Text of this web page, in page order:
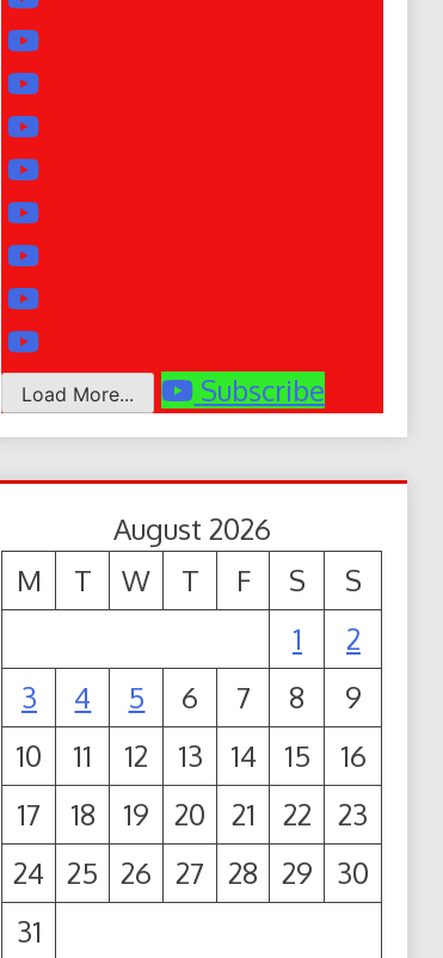
Load More... Subscribe
August 2026
M
T W T F S
S
1
2
3
4 5 6 7 8
9
10
11 12 13 14 15
16
17
18 19 20 21 22
23
24
25 26 27 28 29
30
31